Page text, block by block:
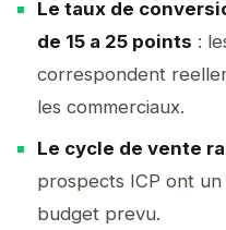
Le taux de
de 15 a 25 points :
correspondent
les commerciaux.
Le cycle de vente
prospects ICP ont
budget prevu.